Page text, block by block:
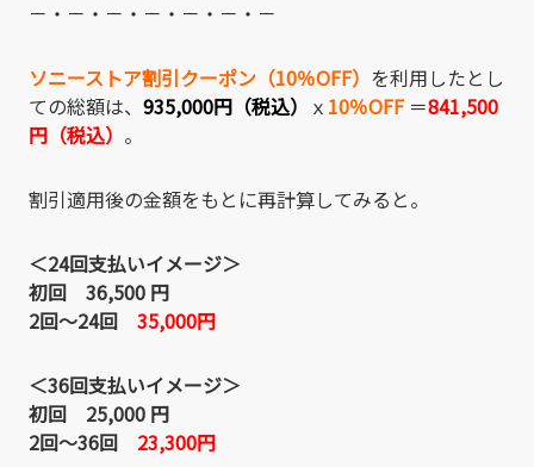
－・－・－・－・－・－・－
ソニーストア割引クーポン（10％OFF） を利用したとし
ての総額は、 935,000円（税込） ｘ 10％OFF＝841,500
円（税込） 。
割引適用後の金額をもとに再計算してみると。
＜24回支払いイメージ＞
初回 36,500 円
2回～24回 35,000円
＜36回支払いイメージ＞
初回 25,000 円
2回～36回 23,300円